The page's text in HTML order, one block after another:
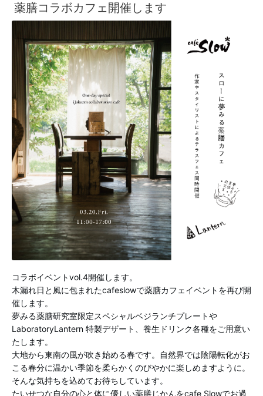
薬膳コラボカフェ開催します
コラボイベントvol.4開催します。
木漏れ日と風に包まれたcafeslowで薬膳カフェイベントを再び開
催します。
夢みる薬膳研究室限定スペシャルベジランチプレートや
LaboratoryLantern 特製デザート、養生ドリンク各種をご用意い
たします。
大地から東南の風が吹き始める春です。自然界では陰陽転化がお
こる春分に温かい季節を柔らかくのびやかに楽しめますように。
そんな気持ちを込めてお待ちしています。
たいせつな自分の心と体に優しい薬膳じかんをcafe Slowでお過